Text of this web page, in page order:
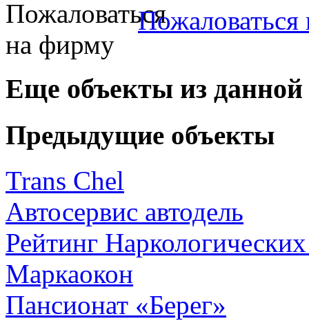
Еще объекты из данной
Предыдущие объекты
Trans Chel
Автосервис автодель
Рейтинг
Маркаокон
Пансионат «Берег»